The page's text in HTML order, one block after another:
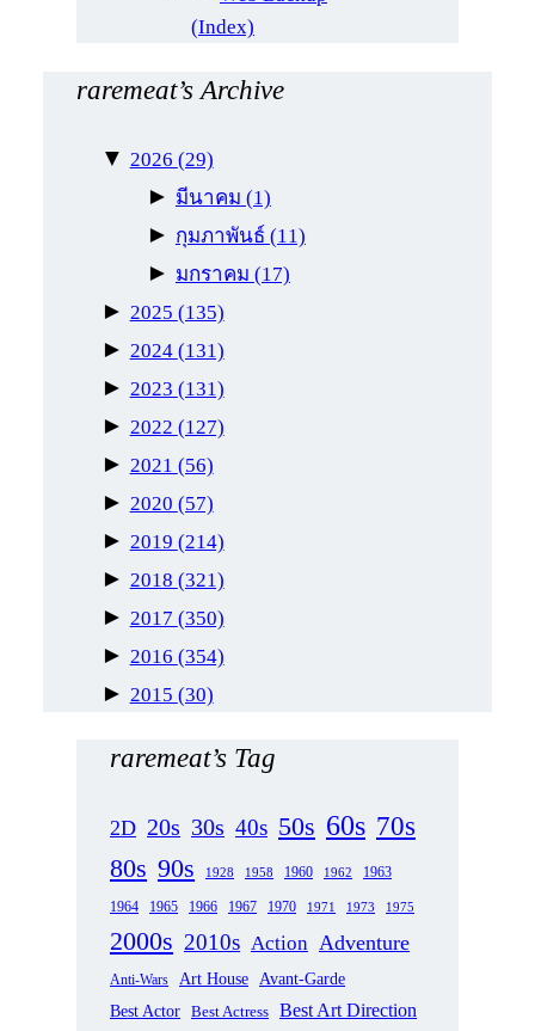
(Index)
raremeat’s Archive
▼ 2026 (29)
► มีนาคม (1)
► กุมภาพันธ์ (11)
► มกราคม (17)
► 2025 (135)
► 2024 (131)
► 2023 (131)
► 2022 (127)
► 2021 (56)
► 2020 (57)
► 2019 (214)
► 2018 (321)
► 2017 (350)
► 2016 (354)
► 2015 (30)
raremeat’s Tag
2D 20s 30s 40s 50s 60s 70s
80s 90s 1928 1958 1960 1962 1963
1964 1965 1966 1967 1970 1971 1973 1975
2000s 2010s Action Adventure
Anti-Wars Art House Avant-Garde
Best Actor Best Actress Best Art Direction